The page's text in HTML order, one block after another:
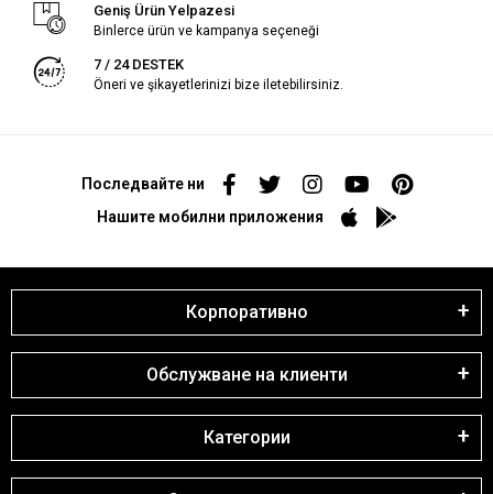
Geniş Ürün Yelpazesi
Binlerce ürün ve kampanya seçeneği
7 / 24 DESTEK
Öneri ve şikayetlerinizi bize iletebilirsiniz.
Последвайте ни
Нашите мобилни приложения
Корпоративно
Обслужване на клиенти
Категории